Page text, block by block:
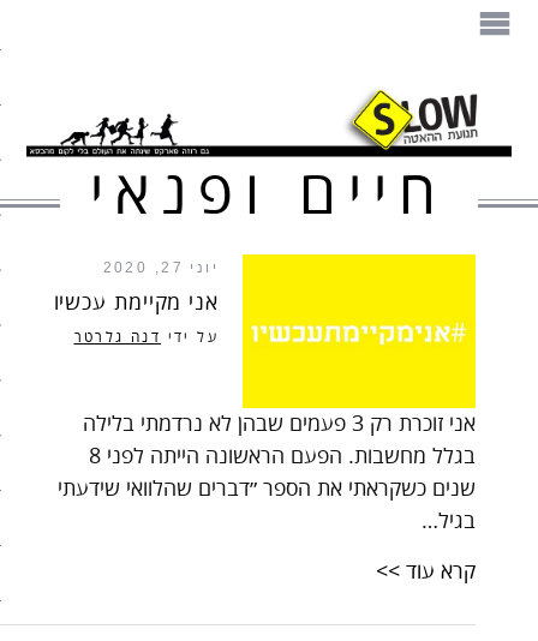
תנועת ההאטה
מזון
עיצוב
תיירות
קהילה
חיים ופנאי
יוני 27, 2020
אני מקיימת עכשיו
על ידי דנה גלרטר
אני זוכרת רק 3 פעמים שבהן לא נרדמתי בלילה
בגלל מחשבות. הפעם הראשונה הייתה לפני 8
שנים כשקראתי את הספר ״דברים שהלוואי שידעתי
בגיל…
קרא עוד >>